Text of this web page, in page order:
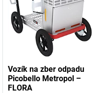
Vozík na zber odpadu
Picobello Metropol –
FLORA